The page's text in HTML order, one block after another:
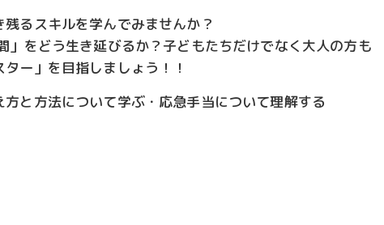
るスキルを学んでみませんか？
をどう生き延びるか？子どもたちだけでなく大人の方も
ー」を目指しましょう！！
方と方法について学ぶ・応急手当について理解する